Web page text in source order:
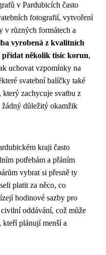
v Pardubicích často
fotografií, vytvoření
v různých formátech a
vyrobená z kvalitních
přidat několik tisíc korun,
uchovat vzpomínky na
svatební balíčky také
zachycuje svatbu z
důležitý okamžik
kraji často
potřebám a přáním
vybrat si přesně ty
platit za něco, co
hodinové sazby pro
oddávání, což může
plánují menší a